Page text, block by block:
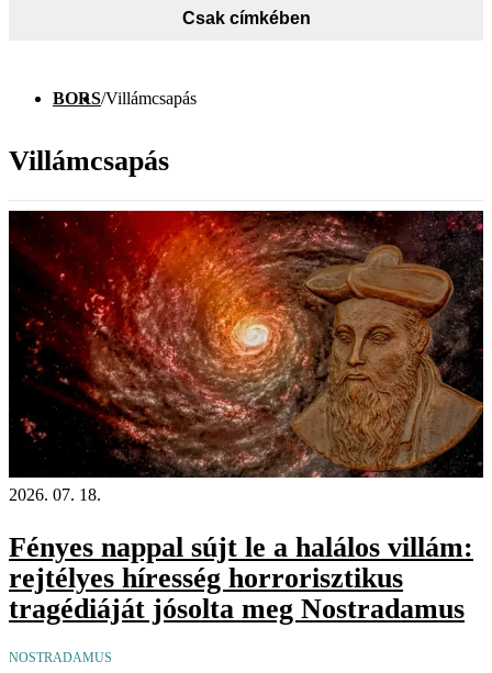
Csak címkében
BORS/Villámcsapás
Villámcsapás
2026. 07. 18.
Fényes nappal sújt le a halálos villám:
rejtélyes híresség horrorisztikus
tragédiáját jósolta meg Nostradamus
NOSTRADAMUS